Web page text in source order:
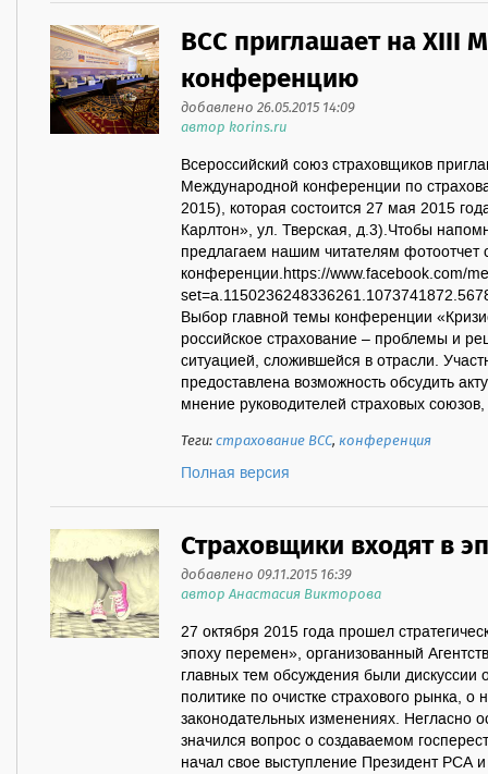
ВСС приглашает на XIII
конференцию
добавлено 26.05.2015 14:09
автор korins.ru
Всероссийский союз страховщиков
Международной конференции по
2015), которая состоится 27 мая 2015
Карлтон», ул. Тверская, д.3).Чтобы
предлагаем нашим читателям
конференции.https://www.facebook.com/
Выбор главной темы конференции
российское страхование – проблемы и
ситуацией, сложившейся в отрасли.
предоставлена возможность обсудить
мнение руководителей страховых
Теги:страхование ВСС,конференция
Полная версия
Страховщики входят в
добавлено 09.11.2015 16:39
автор Анастасия Викторова
27 октября 2015 года прошел
эпоху перемен», организованный
главных тем обсуждения были
политике по очистке страхового рынка, о
законодательных изменениях. Негласно
значился вопрос о создаваемом
начал свое выступление Президент РСА